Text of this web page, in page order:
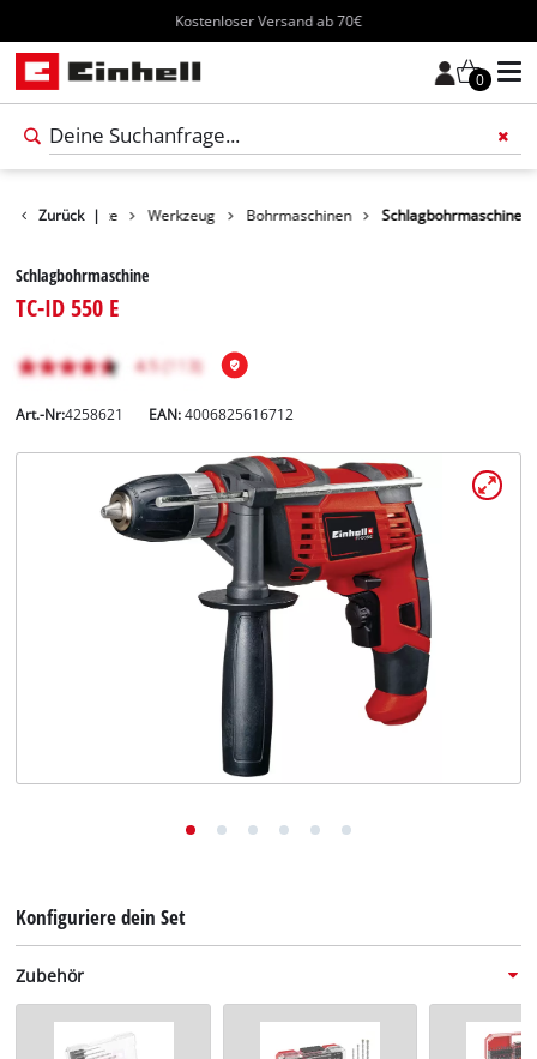
Kostenloser Versand ab 70€
0
Zurück |
Produkte Werkzeug Bohrmaschinen Schlagbohrmaschine
Schlagbohrmaschine
TC-ID 550 E
Art.-Nr:4258621 EAN:4006825616712
Konfiguriere dein Set
Zubehör